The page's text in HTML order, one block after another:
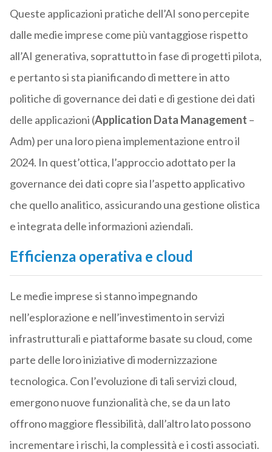
Queste applicazioni pratiche dell’AI sono percepite
dalle medie imprese come più vantaggiose rispetto
all’AI generativa, soprattutto in fase di progetti pilota,
e pertanto si sta pianificando di mettere in atto
politiche di governance dei dati e di gestione dei dati
delle applicazioni (Application Data Management –
Adm) per una loro piena implementazione entro il
2024. In quest’ottica, l’approccio adottato per la
governance dei dati copre sia l’aspetto applicativo
che quello analitico, assicurando una gestione olistica
e integrata delle informazioni aziendali.
Efficienza operativa e cloud
Le medie imprese si stanno impegnando
nell’esplorazione e nell’investimento in servizi
infrastrutturali e piattaforme basate su cloud, come
parte delle loro iniziative di modernizzazione
tecnologica. Con l’evoluzione di tali servizi cloud,
emergono nuove funzionalità che, se da un lato
offrono maggiore flessibilità, dall’altro lato possono
incrementare i rischi, la complessità e i costi associati.